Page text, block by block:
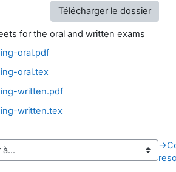
Télécharger le dossier
for the oral and written exams
oral.pdf
oral.tex
written.pdf
written.tex
→